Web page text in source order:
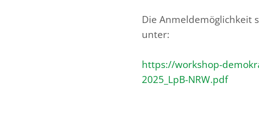
Die Anmeldemöglichkeit
unter:
https://workshop-
2025_LpB-NRW.pdf